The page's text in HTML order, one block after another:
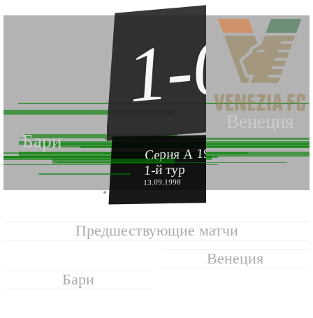
Бари
Венеция
1-0
Серия А 1998-1999
1-й тур
13.09.1998
''
Предшествующие матчи
Бари
Венеция